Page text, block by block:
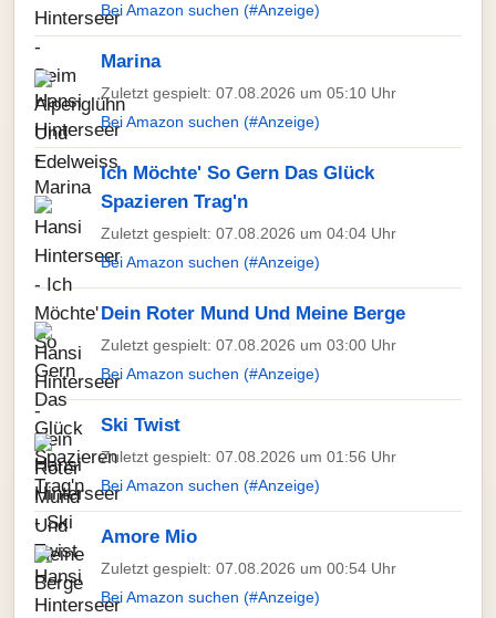
Bei Amazon suchen (#Anzeige)
Marina
Zuletzt gespielt: 07.08.2026 um 05:10 Uhr
Bei Amazon suchen (#Anzeige)
Ich Möchte' So Gern Das Glück
Spazieren Trag'n
Zuletzt gespielt: 07.08.2026 um 04:04 Uhr
Bei Amazon suchen (#Anzeige)
Dein Roter Mund Und Meine Berge
Zuletzt gespielt: 07.08.2026 um 03:00 Uhr
Bei Amazon suchen (#Anzeige)
Ski Twist
Zuletzt gespielt: 07.08.2026 um 01:56 Uhr
Bei Amazon suchen (#Anzeige)
Amore Mio
Zuletzt gespielt: 07.08.2026 um 00:54 Uhr
Bei Amazon suchen (#Anzeige)